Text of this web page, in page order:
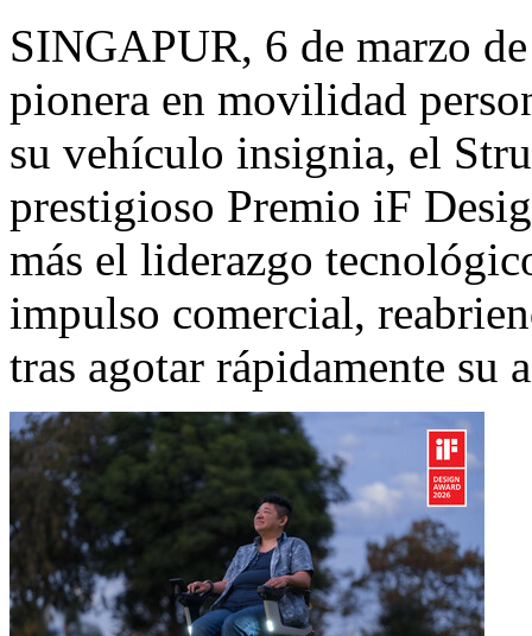
SINGAPUR, 6 de marzo
pionera en movilidad
su vehículo insignia, el
prestigioso Premio iF
más el liderazgo
impulso comercial,
tras agotar rápidamente